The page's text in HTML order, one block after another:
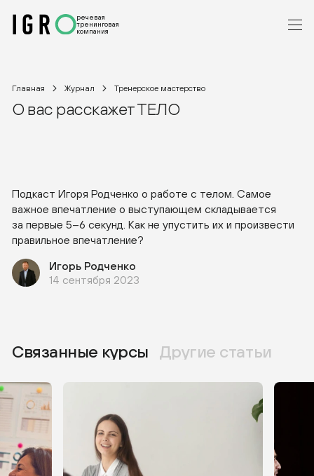
речевая
тренинговая
компания
Главная Журнал Тренерское мастерство
О вас расскажет ТЕЛО
Подкаст Игоря Родченко о работе с телом. Самое
важное впечатление о выступающем складывается
за первые 5–6 секунд. Как не упустить их и произвести
правильное впечатление?
Игорь Родченко
14 сентября 2023
Связанные курсы Другие статьи